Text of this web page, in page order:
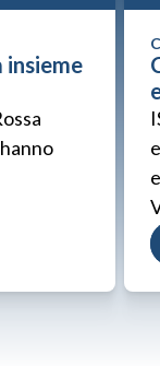
insieme